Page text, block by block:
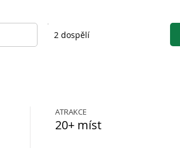
2 dospělí
ATRAKCE
20+ míst